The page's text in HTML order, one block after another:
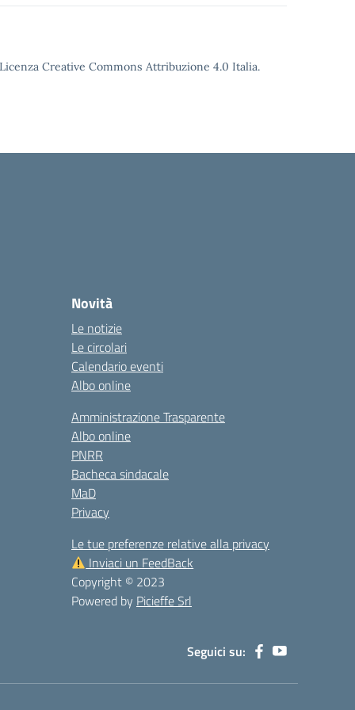
Creative Commons Attribuzione 4.0 Italia.
Novità
Le notizie
Le circolari
Calendario eventi
Albo online
Amministrazione Trasparente
Albo online
PNRR
Bacheca sindacale
MaD
Privacy
Le tue preferenze relative alla privacy
Inviaci un FeedBack
Copyright © 2023
Powered by Picieffe Srl
Seguici su: